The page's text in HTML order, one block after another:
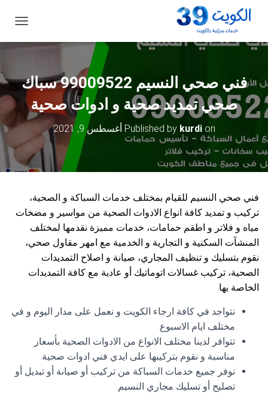
ب
ل
فني صحي النسيم 99009522 سباك
صحي تمديد صحية و ادوات صحية
Published by kurdion أغسطس 9, 2021
فني صحي النسيم للقيام بمختلف خدمات السباكة و الصحية،
تركيب و تمديد كافة انواع الادوات الصحية من مواسير و مضخات
مياه و فلاتر و اطقم حمامات، خدمات مميزة نقدمها لمختلف
المنشآت السكنية و التجارية و الخدمية مع امهر مقاول صحي،
نقوم بتسليك و تنظيف المجاري، صيانة و اصلاح التمديدات
الصحية، تركيب غسالات اتوماتيك أو عادية مع كافة التمديدات
الخاصة بها.
نتواجد في كافة ارجاء الكويت و نعمل على مدار اليوم و في
مختلف ايام الاسبوع.
تتوافر لدينا مختلف الانواع من الادوات الصحية بأسعار
مناسبة و نقوم بتركيبها على ايدي فني ادوات صحية.
نوفر جميع خدمات السباكة من تركيب أو صيانة أو تبديل أو
تصليح أو تسليك مجاري النسيم.